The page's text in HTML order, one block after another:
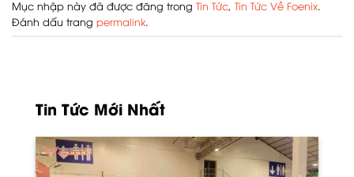
Mục nhập này đã được đăng trong Tin Tức, Tin Tức Về Foenix.
Đánh dấu trang permalink.
Tin Tức Mới Nhất